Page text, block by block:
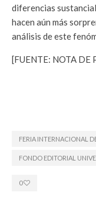
diferencias
hacen aún más
análisis de este
[FUENTE: NOTA DE
FERIA INTERNACIONAL
FONDO EDITORIAL
0